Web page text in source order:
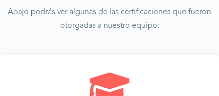
Abajo podrás ver algunas de las certificaciones que fueron
otorgadas a nuestro equipo: